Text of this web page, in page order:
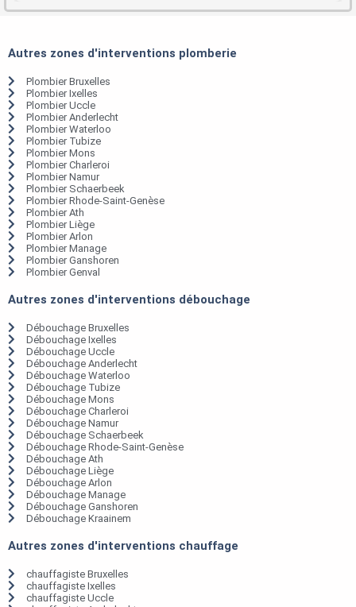
Autres zones d'interventions plomberie
Plombier Bruxelles
Plombier Ixelles
Plombier Uccle
Plombier Anderlecht
Plombier Waterloo
Plombier Tubize
Plombier Mons
Plombier Charleroi
Plombier Namur
Plombier Schaerbeek
Plombier Rhode-Saint-Genèse
Plombier Ath
Plombier Liège
Plombier Arlon
Plombier Manage
Plombier Ganshoren
Plombier Genval
Autres zones d'interventions débouchage
Débouchage Bruxelles
Débouchage Ixelles
Débouchage Uccle
Débouchage Anderlecht
Débouchage Waterloo
Débouchage Tubize
Débouchage Mons
Débouchage Charleroi
Débouchage Namur
Débouchage Schaerbeek
Débouchage Rhode-Saint-Genèse
Débouchage Ath
Débouchage Liège
Débouchage Arlon
Débouchage Manage
Débouchage Ganshoren
Débouchage Kraainem
Autres zones d'interventions chauffage
chauffagiste Bruxelles
chauffagiste Ixelles
chauffagiste Uccle